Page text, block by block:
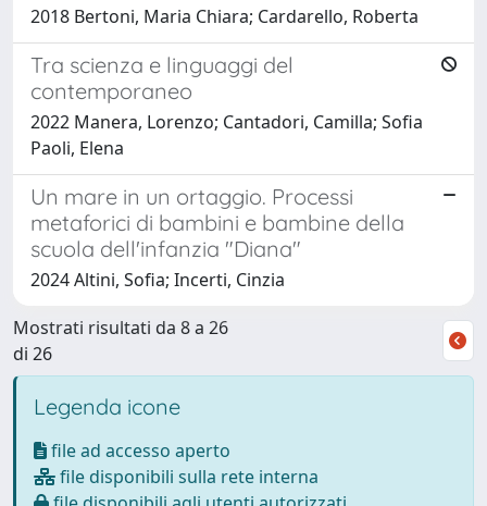
2018 Bertoni, Maria Chiara; Cardarello, Roberta
Tra scienza e linguaggi del
contemporaneo
2022 Manera, Lorenzo; Cantadori, Camilla; Sofia
Paoli, Elena
Un mare in un ortaggio. Processi
metaforici di bambini e bambine della
scuola dell'infanzia "Diana"
2024 Altini, Sofia; Incerti, Cinzia
Mostrati risultati da 8 a 26
di 26
Legenda icone
file ad accesso aperto
file disponibili sulla rete interna